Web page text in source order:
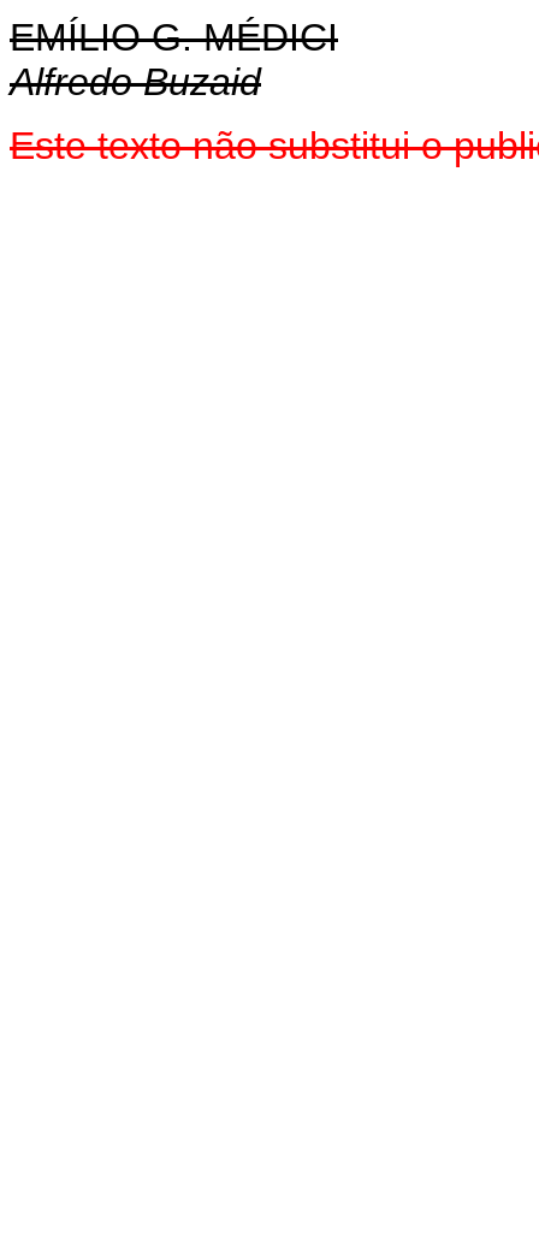
EMÍLIO G. MÉDICI
Alfredo Buzaid
Este texto não substitui o